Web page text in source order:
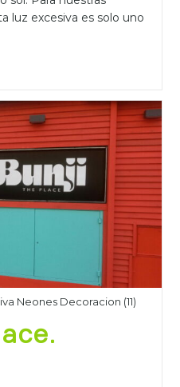
luz excesiva es solo uno
Neones Decoracion (11)